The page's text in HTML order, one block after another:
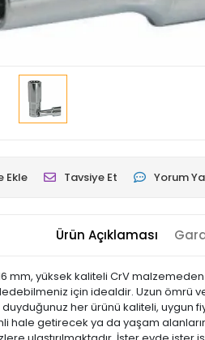
Ekle Tavsiye Et Yorum
Ürün Açıklaması
16 mm, yüksek kaliteli CrV
için idealdir. Uzun ömrü
her ürünü kaliteli, uygun
hale getirecek ya da yaşam